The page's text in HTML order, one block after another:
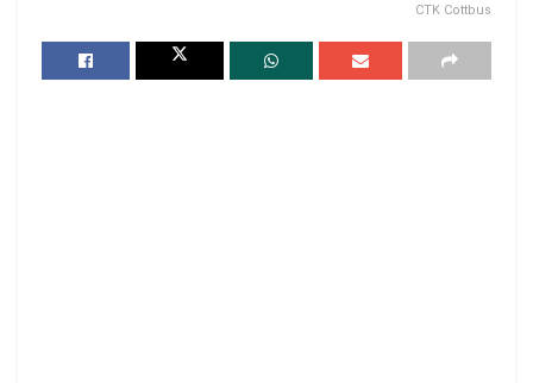
CTK Cottbus